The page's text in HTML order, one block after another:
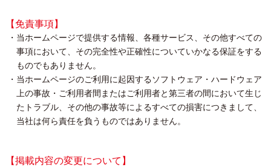
【免責事項】
当ホームページで提供する情報、各種サービス、その他すべての
事項において、その完全性や正確性についていかなる保証をする
ものでもありません。
当ホームページのご利用に起因するソフトウェア・ハードウェア
上の事故・ご利用者間またはご利用者と第三者の間において生じ
たトラブル、その他の事故等によるすべての損害につきまして、
当社は何ら責任を負うものではありません。
【掲載内容の変更について】